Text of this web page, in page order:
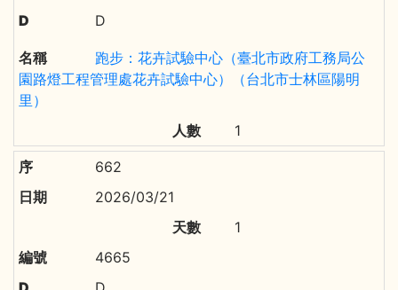
D
跑步：花卉試驗中心（臺北市政府工務局公
園路燈工程管理處花卉試驗中心）（台北市士林區陽明
里）
1
662
2026/03/21
1
4665